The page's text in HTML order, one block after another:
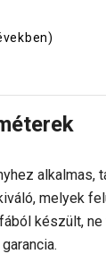
alkalmas,
melyek
készült,